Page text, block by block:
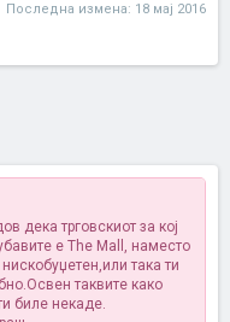
Последна измена: 18 мај 2016
дека трговскиот за кој
е The Mall, наместо
така ти
таквите како
биле некаде.